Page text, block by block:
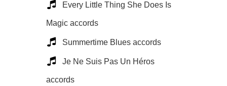
Every Little Thing She Does Is
Magic accords
Summertime Blues accords
Je Ne Suis Pas Un Héros
accords